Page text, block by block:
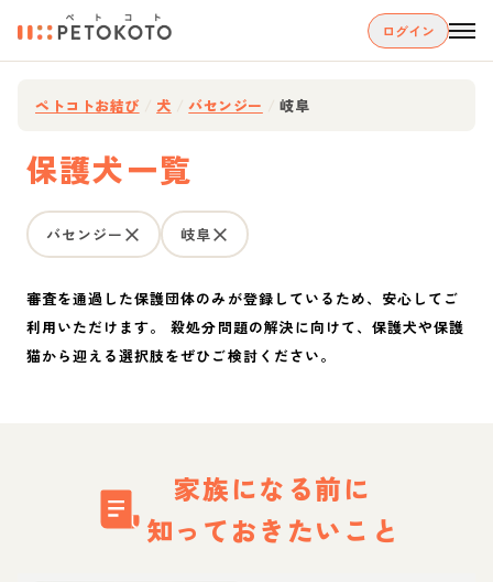
ログイン
ペトコトお結び 犬 バセンジー 岐阜
保護犬一覧
バセンジー 岐阜
審査を通過した保護団体のみが登録しているため、安心してご
利用いただけます。 殺処分問題の解決に向けて、保護犬や保護
猫から迎える選択肢をぜひご検討ください。
家族になる前に
知っておきたいこと